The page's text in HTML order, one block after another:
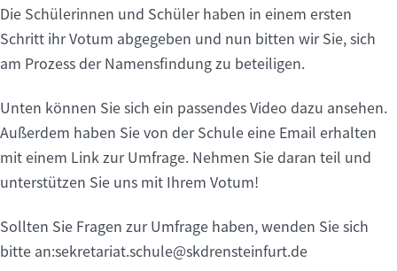
Die Schülerinnen und Schüler haben in einem ersten
Schritt ihr Votum abgegeben und nun bitten wir Sie, sich
am Prozess der Namensfindung zu beteiligen.
Unten können Sie sich ein passendes Video dazu ansehen.
Außerdem haben Sie von der Schule eine Email erhalten
mit einem Link zur Umfrage. Nehmen Sie daran teil und
unterstützen Sie uns mit Ihrem Votum!
Sollten Sie Fragen zur Umfrage haben, wenden Sie sich
bitte an:sekretariat.schule@skdrensteinfurt.de